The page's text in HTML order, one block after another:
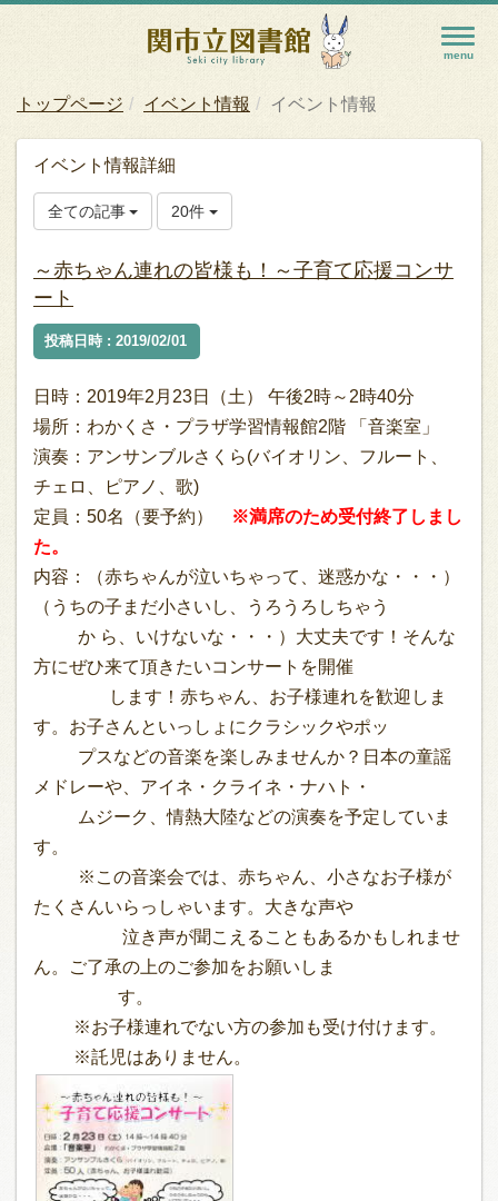
トップページ イベント情報 イベント情報
イベント情報詳細
全ての記事 20件
～赤ちゃん連れの皆様も！～子育て応援コンサ
ート
投稿日時 : 2019/02/01
日時：2019年2月23日（土） 午後2時～2時40分
場所：わかくさ・プラザ学習情報館2階 「音楽室」
演奏：アンサンブルさくら(バイオリン、フルート、
チェロ、ピアノ、歌)
定員：50名（要予約）
※満席のため受付終了しまし
た。
内容：（赤ちゃんが泣いちゃって、迷惑かな・・・）
（うちの子まだ小さいし、うろうろしちゃう
か ら、いけないな・・・）大丈夫です！そんな
方にぜひ来て頂きたいコンサートを開催
します！赤ちゃん、お子様連れを歓迎しま
す。お子さんといっしょにクラシックやポッ
プスなどの音楽を楽しみませんか？日本の童謡
メドレーや、アイネ・クライネ・ナハト・
ムジーク、情熱大陸などの演奏を予定していま
す。
※この音楽会では、赤ちゃん、小さなお子様が
たくさんいらっしゃいます。大きな声や
泣き声が聞こえることもあるかもしれませ
ん。ご了承の上のご参加をお願いしま
す。
※お子様連れでない方の参加も受け付けます。
※託児はありません。